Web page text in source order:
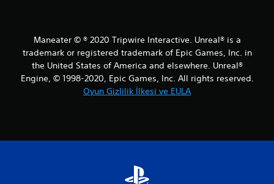
Maneater © ® 2020 Tripwire Interactive. Unreal® is a
trademark or registered trademark of Epic Games, Inc. in
the United States of America and elsewhere. Unreal®
Engine, © 1998-2020, Epic Games, Inc. All rights reserved.
Oyun Gizlilik İlkesi ve EULA